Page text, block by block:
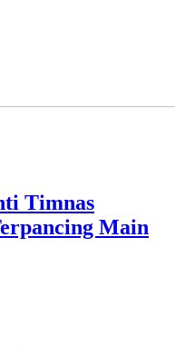
Timnas
Main